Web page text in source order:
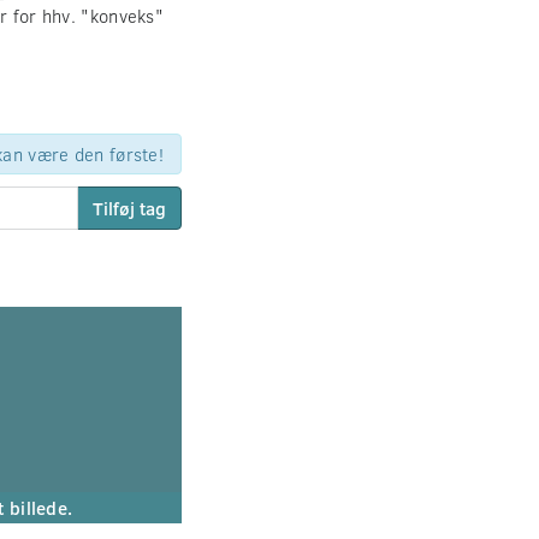
for hhv. "konveks"
være den første!
Tilføj tag
billede.